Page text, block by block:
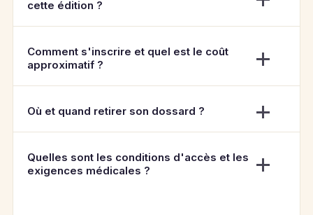
cette édition ?
Comment s'inscrire et quel est le coût
approximatif ?
Où et quand retirer son dossard ?
Quelles sont les conditions d'accès et les
exigences médicales ?